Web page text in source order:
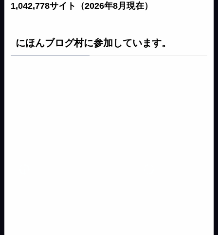
1,042,778サイト（2026年8月現在）
にほんブログ村に参加しています。